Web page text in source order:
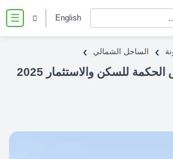
☰ English
› الساحل الشمالي ›
للسكن والاستثمار 2025